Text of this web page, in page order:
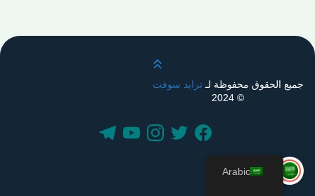
قم بالتمرير لأعلى
جميع الحقوق محفوظة لـترايد سوفت
© 2024
Arabic